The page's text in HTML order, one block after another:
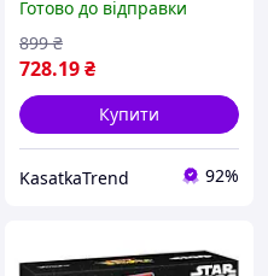
Костюмі
Готово до відправки
728.19₴
899 ₴
Купити
KasatkaTrend 92%